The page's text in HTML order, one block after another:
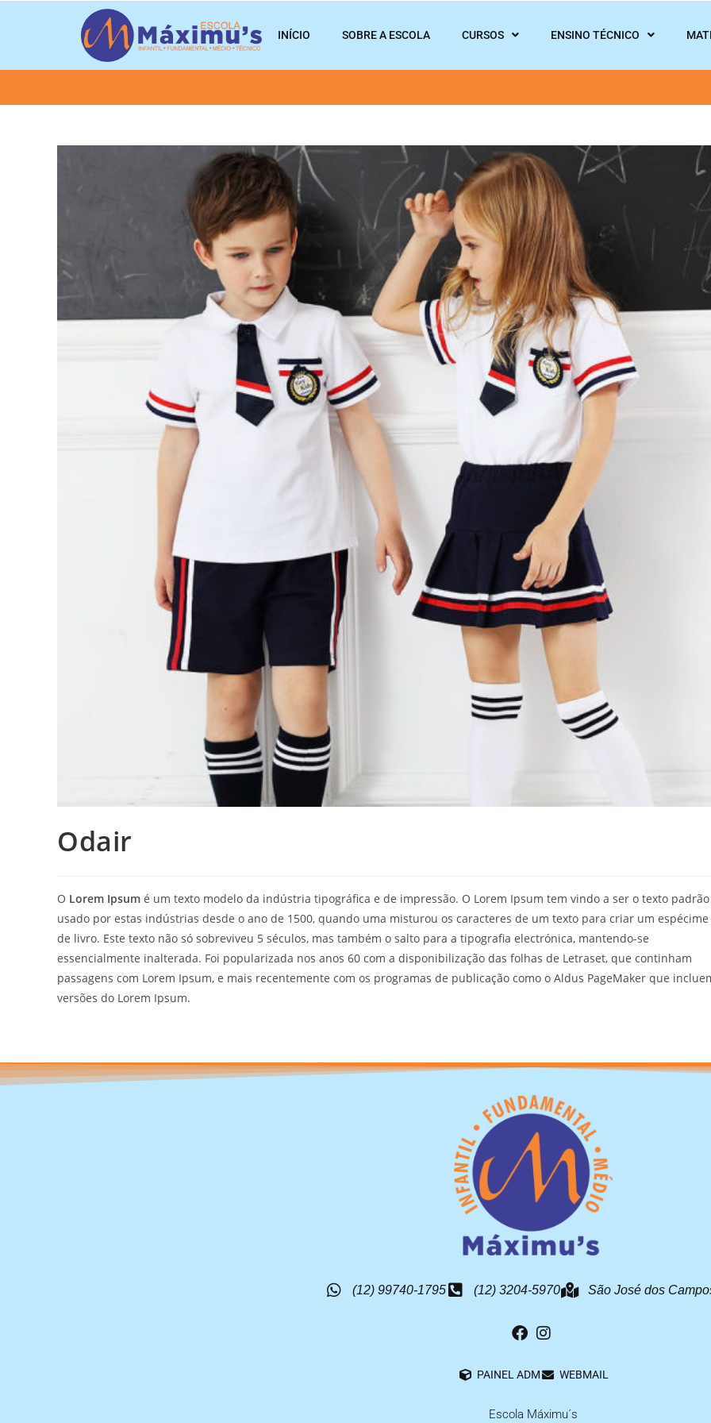
INÍCIO SOBRE A ESCOLA CURSOS ENSINO TÉCNICO
Odair
O Lorem Ipsum é um texto modelo da indústria tipográfica e de impressão. O Lorem Ipsum tem vindo a ser o texto padrão
usado por estas indústrias desde o ano de 1500, quando uma misturou os caracteres de um texto para criar um espécime
de livro. Este texto não só sobreviveu 5 séculos, mas também o salto para a tipografia electrónica, mantendo-se
essencialmente inalterada. Foi popularizada nos anos 60 com a disponibilização das folhas de Letraset, que continham
passagens com Lorem Ipsum, e mais recentemente com os programas de publicação como o Aldus PageMaker que
versões do Lorem Ipsum.
(12) 99740-1795 (12) 3204-5970 São José dos
PAINEL ADM WEBMAIL
Escola Máximu´s